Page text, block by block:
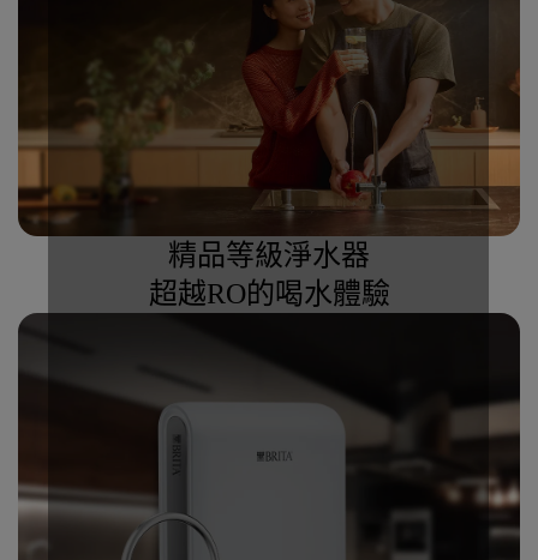
精品等級淨水器
超越RO的喝水體驗